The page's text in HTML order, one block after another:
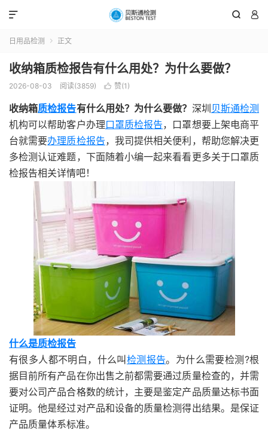
 

日用品检测  正文
收纳箱质检报告有什么用处？为什么要做？
2026-08-03 阅读(3859)  赞(1 )
收纳箱质检报告有什么用处？为什么要做？ 深圳 贝斯通检测
机构可以帮助客户办理口罩质检报告，口罩想要上架电商平
台就需要办理质检报告，我司提供相关便利，帮助您解决更
多检测认证难题，下面随着小编一起来看看更多关于口罩质
检报告相关详情吧！
什么是质检报告
有很多人都不明白，什么叫 检测报告。为什么需要检测?根
据目前所有产品在你出售之前都需要通过质量检查的，并需
要对公司产品合格数的统计，主要是鉴定产品质量达标书面
证明。他是经过对产品和设备的质量检测得出结果。是保证
产品质量体系标准。